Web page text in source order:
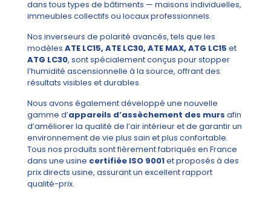
dans tous types de bâtiments — maisons individuelles,
immeubles collectifs ou locaux professionnels.
Nos inverseurs de polarité avancés, tels que les
modèles ATE LC15, ATE LC30, ATE MAX, ATG LC15 et
ATG LC30, sont spécialement conçus pour stopper
l’humidité ascensionnelle à la source, offrant des
résultats visibles et durables.
Nous avons également développé une nouvelle
gamme d’appareils d’assèchement des murs afin
d’améliorer la qualité de l’air intérieur et de garantir un
environnement de vie plus sain et plus confortable.
Tous nos produits sont fièrement fabriqués en France
dans une usine certifiée ISO 9001et proposés à des
prix directs usine, assurant un excellent rapport
qualité-prix.